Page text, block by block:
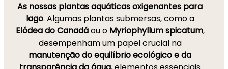
As nossas plantas aquáticas oxigenantes para
lago. Algumas plantas submersas, como a
Elódea do Canadáou o Myriophyllum spicatum,
desempenham um papel crucial na
manutenção do equilíbrio ecológico e da